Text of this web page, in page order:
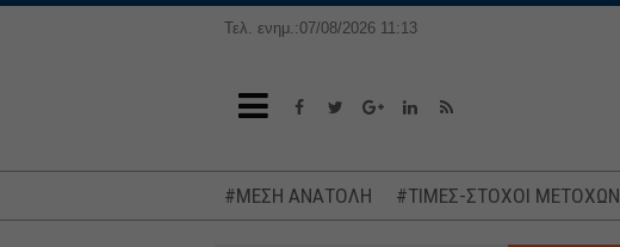
Τελ. ενημ.:07/08/2026 11:13
#ΜΕΣΗ ΑΝΑΤΟΛΗ #ΤΙΜΕΣ-ΣΤΟΧΟΙ ΜΕΤΟΧΩΝ